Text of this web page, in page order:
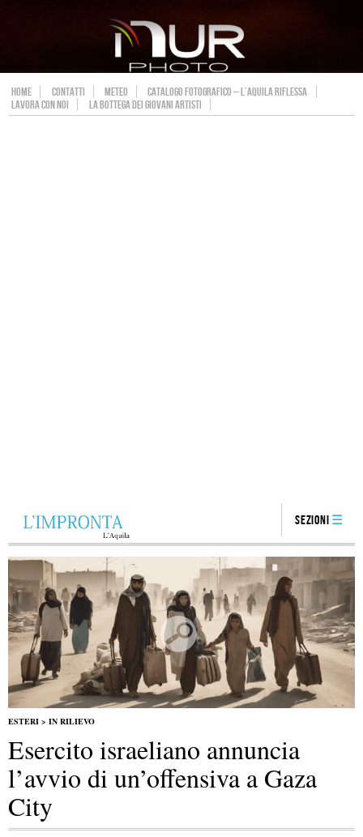
HOME CONTATTI METEO
CATALOGO FOTOGRAFICO – L’AQUILA RIFLESSA
LAVORA CON NOI
LA BOTTEGA DEI GIOVANI ARTISTI
Sezioni
ESTERI > IN RILIEVO
Esercito israeliano annuncia
l’avvio di un’offensiva a Gaza
City